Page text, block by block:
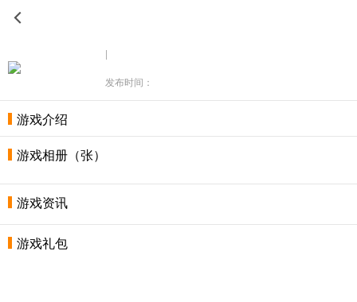
|
发布时间：
游戏介绍
游戏相册（张）
游戏资讯
游戏礼包